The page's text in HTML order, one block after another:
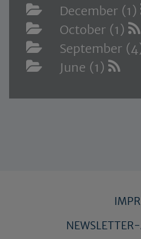
December (1)
October (1)
September
June (1)